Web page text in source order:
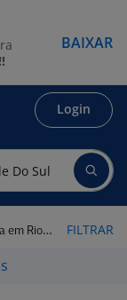
Login
do Sul FILTRAR
BAIXAR